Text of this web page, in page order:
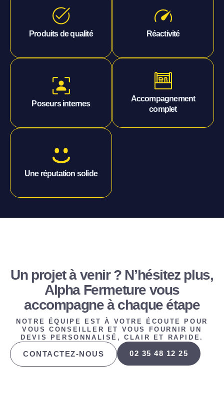
Produits de qualité
Majoritairement fabriqués
en France
Réactivité
Nos fournisseurs locaux se
situent à moins de 30
minutes
Poseurs internes
Pas de sous-traitance, pour
un travail maîtrisé
Accompagnement
complet
Devis, pose, suivi
personnalisé
Une réputation solide
Fondée sur le bouche-à-
oreille sur le secteur
Un projet à venir ? N’hésitez plus,
Alpha Fermeture vous
accompagne à chaque étape
NOTRE ÉQUIPE EST À VOTRE ÉCOUTE POUR
VOUS CONSEILLER ET VOUS FOURNIR UN
DEVIS PERSONNALISÉ, CLAIR ET RAPIDE.
CONTACTEZ-NOUS 02 35 48 12 25